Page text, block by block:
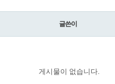
글쓴이
게시물이 없습니다.